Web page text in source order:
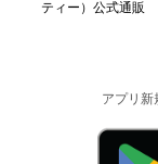
アプリ新